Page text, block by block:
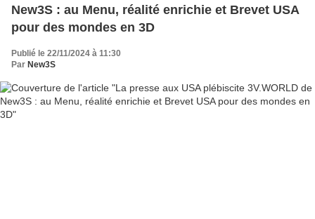
New3S : au Menu, réalité enrichie et Brevet USA
pour des mondes en 3D
Publié le 22/11/2024 à 11:30
Par New3S